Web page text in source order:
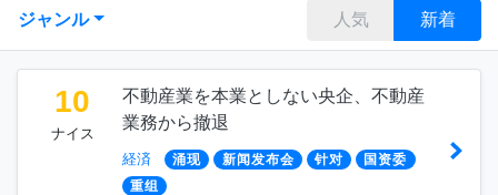
ジャンル 人気 新着
10
ナイス
不動産業を本業としない央企、不動産
業務から撤退
経済 涌现 新闻发布会 针对
国资委
重组